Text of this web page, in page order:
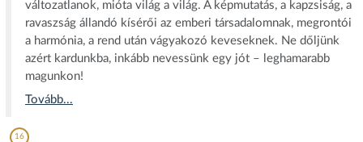
változatlanok, mióta világ a világ. A képmutatás, a kapzsiság, a
ravaszság állandó kísérői az emberi társadalomnak, megrontói
a harmónia, a rend után vágyakozó keveseknek. Ne dőljünk
azért kardunkba, inkább nevessünk egy jót – leghamarabb
magunkon!
Tovább...
16